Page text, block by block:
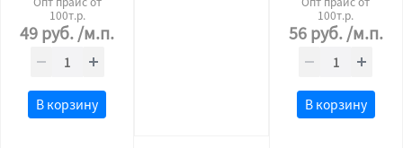
100т.р.
49руб./м.п.
В корзину
100т.р.
56руб./м.п.
В корзину